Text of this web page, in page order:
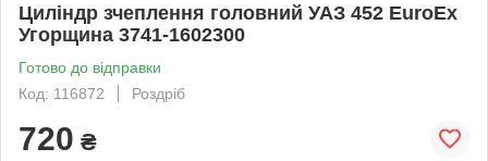
Циліндр зчеплення головний УАЗ 452 EuroEx
Угорщина 3741-1602300
Готово до відправки
Код: 116872
Роздріб
720 ₴